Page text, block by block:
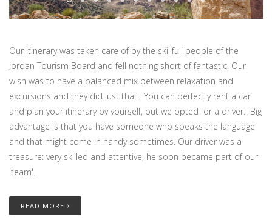
Our itinerary was taken care of by the skillfull people of the
Jordan Tourism Board and fell nothing short of fantastic. Our
wish was to have a balanced mix between relaxation and
excursions and they did just that. You can perfectly rent a car
and plan your itinerary by yourself, but we opted for a driver. Big
advantage is that you have someone who speaks the language
and that might come in handy sometimes. Our driver was a
treasure: very skilled and attentive, he soon became part of our
'team'.
READ MORE